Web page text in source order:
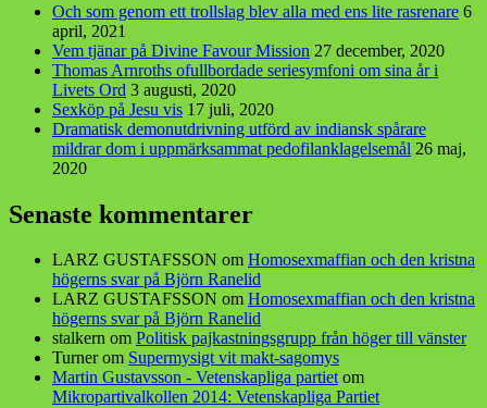
Och som genom ett trollslag blev alla med ens lite rasrenare 6
april, 2021
Vem tjänar på Divine Favour Mission 27 december, 2020
Thomas Arnroths ofullbordade seriesymfoni om sina år i
Livets Ord 3 augusti, 2020
Sexköp på Jesu vis 17 juli, 2020
Dramatisk demonutdrivning utförd av indiansk spårare
mildrar dom i uppmärksammat pedofilanklagelsemål 26 maj,
2020
Senaste kommentarer
LARZ GUSTAFSSON om Homosexmaffian och den kristna
högerns svar på Björn Ranelid
LARZ GUSTAFSSON om Homosexmaffian och den kristna
högerns svar på Björn Ranelid
stalkern om Politisk pajkastningsgrupp från höger till vänster
Turnerom Supermysigt vit makt-sagomys
Martin Gustavsson - Vetenskapliga partietom
Mikropartivalkollen 2014: Vetenskapliga Partiet